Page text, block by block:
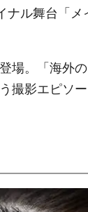
ナル舞台「
場。「海外
撮影エピソ